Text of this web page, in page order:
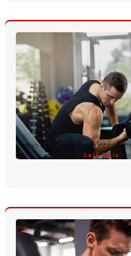
Treino de Bíceps: Perguntas
Leia Mais